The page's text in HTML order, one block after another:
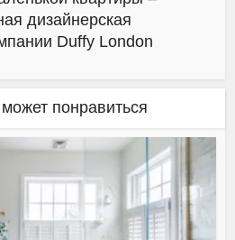
дизайнерская
Duffy London
понравиться